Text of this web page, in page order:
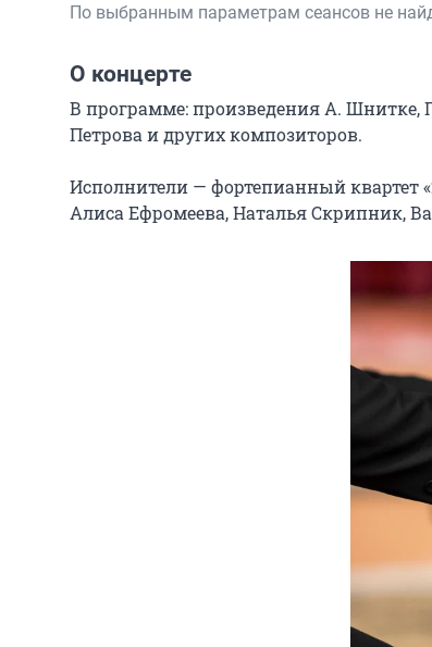
По выбранным параметрам сеансов не
О концерте
В программе: произведения А. Шнитке,
Петрова и других композиторов.
Исполнители — фортепианный квартет
Алиса Ефромеева, Наталья Скрипник,